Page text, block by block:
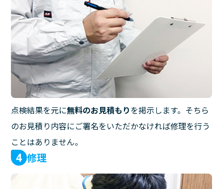
点検結果を元に無料のお見積もりを掲示します。そちら
のお見積り内容にご署名をいただかなければ修理を行う
ことはありません。
4 修理